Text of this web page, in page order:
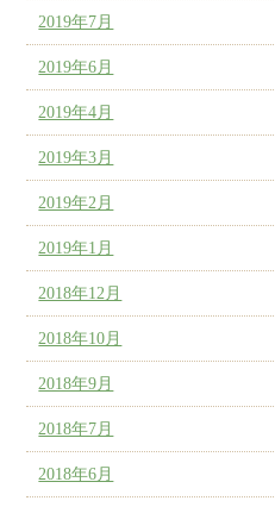
2019年7月
2019年6月
2019年4月
2019年3月
2019年2月
2019年1月
2018年12月
2018年10月
2018年9月
2018年7月
2018年6月